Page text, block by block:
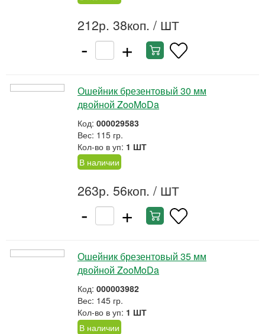
212р. 38коп. / ШТ
- +
Ошейник брезентовый 30 мм
двойной ZooMoDa
Код: 000029583
Вес: 115 гр.
Кол-во в уп: 1 ШТ
В наличии
263р. 56коп. / ШТ
- +
Ошейник брезентовый 35 мм
двойной ZooMoDa
Код: 000003982
Вес: 145 гр.
Кол-во в уп: 1 ШТ
В наличии